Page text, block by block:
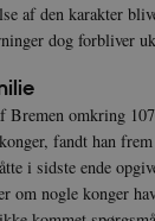
af den karakter
dog forbliver
Bremen omkring
fandt han
i sidste ende
om nogle konger